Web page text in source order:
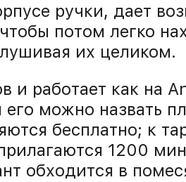
ручки, дает
потом легко
их целиком.
работает как на
можно назвать
бесплатно; к
1200
обходится в